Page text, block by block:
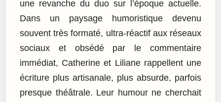
une revanche du duo sur l’époque actuelle.
Dans un paysage humoristique devenu
souvent très formaté, ultra-réactif aux réseaux
sociaux et obsédé par le commentaire
immédiat, Catherine et Liliane rappellent une
écriture plus artisanale, plus absurde, parfois
presque théâtrale. Leur humour ne cherchait